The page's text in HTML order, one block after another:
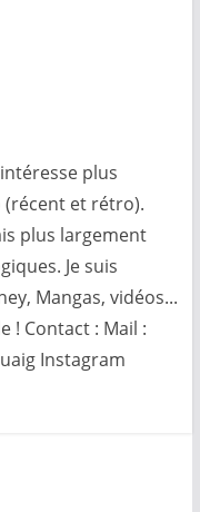
plus
et rétro).
plus largement
Je suis
Mangas, vidéos...
! Contact : Mail :
Instagram